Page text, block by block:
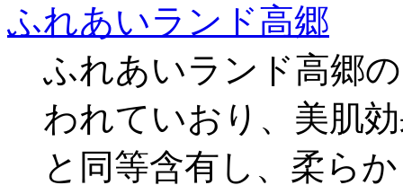
ふれあいランド高郷
ふれあいランド高郷
われていおり、美肌
と同等含有し、柔ら